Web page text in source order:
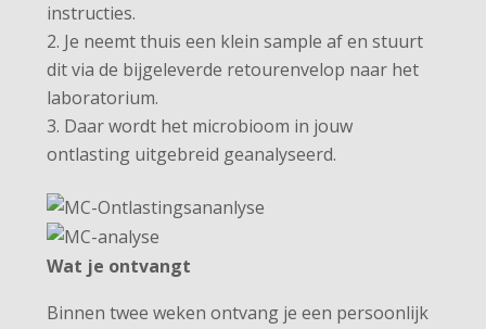
instructies.
Je neemt thuis een klein sample af en stuurt
dit via de bijgeleverde retourenvelop naar het
laboratorium.
Daar wordt het microbioom in jouw
ontlasting uitgebreid geanalyseerd.
Wat je ontvangt
Binnen twee weken ontvang je een persoonlijk